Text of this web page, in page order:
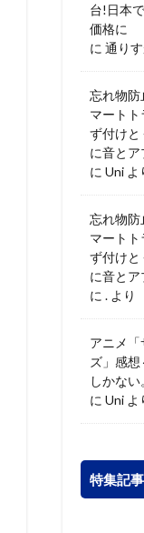
台!日本
価格に
に 通り
忘れ物防
マートト
ず付けと
に音と
に Uni よ
忘れ物防
マートト
ず付けと
に音と
に . より
アニメ
ズ」感
しかな
に Uni よ
特集記事